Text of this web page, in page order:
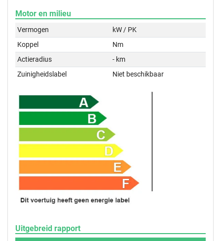
Motor en milieu
Vermogen
kW / PK
Koppel
Nm
Actieradius
- km
Zuinigheidslabel
Niet beschikbaar
Uitgebreid rapport